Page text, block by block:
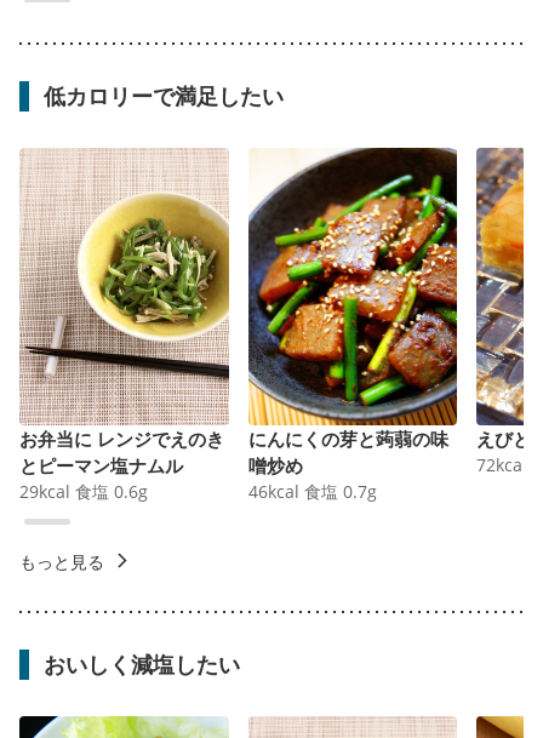
低カロリーで満足したい
お弁当に レンジでえのき
とピーマン塩ナムル
29kcal 食塩 0.6g
にんにくの芽と蒟蒻の味
噌炒め
46kcal 食塩 0.7g
えびと
72kcal
もっと見る
おいしく減塩したい